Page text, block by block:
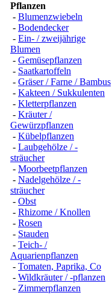
Pflanzen
- Blumenzwiebeln
- Bodendecker
- Ein- / zweijährige
Blumen
- Gemüsepflanzen
- Saatkartoffeln
- Gräser / Farne / Bambus
- Kakteen / Sukkulenten
- Kletterpflanzen
- Kräuter /
Gewürzpflanzen
- Kübelpflanzen
- Laubgehölze / -
sträucher
- Moorbeetpflanzen
- Nadelgehölze / -
sträucher
- Obst
- Rhizome / Knollen
- Rosen
- Stauden
- Teich- /
Aquarienpflanzen
- Tomaten, Paprika, Co
- Wildkräuter / -pflanzen
- Zimmerpflanzen